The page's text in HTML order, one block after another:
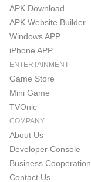
APK Download
APK Website Builder
Windows APP
iPhone APP
ENTERTAINMENT
Game Store
Mini Game
TVOnic
COMPANY
About Us
Developer Console
Business Cooperation
Contact Us